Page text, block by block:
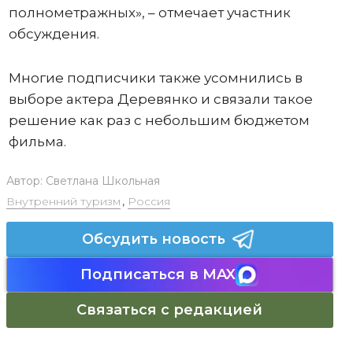
полнометражных», – отмечает участник
обсуждения.
Многие подписчики также усомнились в
выборе актера Деревянко и связали такое
решение как раз с небольшим бюджетом
фильма.
Автор: Светлана Школьная
Внутренний туризм , Россия
Обсудить новость
Подписаться в MAX
Связаться с редакцией